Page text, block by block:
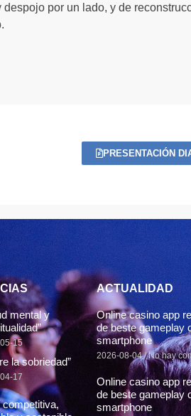
por un lado, y de
PRESENTACIÓN
mental y
15
la sobriedad”
17
competitiva,
ACTUALIDAD
Online casino app
de beste gameplay
smartphone
2026-08-04 No hay
Online casino app
de beste gameplay
smartphone